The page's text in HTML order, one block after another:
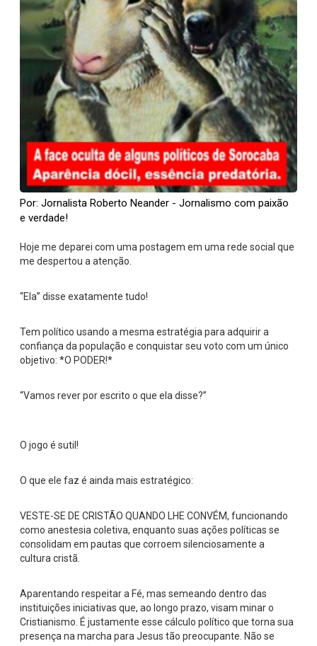
Por: Jornalista Roberto Neander - Jornalismo com paixão
e verdade!
Hoje me deparei com uma postagem em uma rede social que
me despertou a atenção.
“Ela” disse exatamente tudo!
Tem político usando a mesma estratégia para adquirir a
confiança da população e conquistar seu voto com um único
objetivo: *O PODER!*
“Vamos rever por escrito o que ela disse?”
O jogo é sutil!
O que ele faz é ainda mais estratégico:
VESTE-SE DE CRISTÃO QUANDO LHE CONVÉM, funcionando
como anestesia coletiva, enquanto suas ações políticas se
consolidam em pautas que corroem silenciosamente a
cultura cristã.
Aparentando respeitar a Fé, mas semeando dentro das
instituições iniciativas que, ao longo prazo, visam minar o
Cristianismo. É justamente esse cálculo político que torna sua
presença na marcha para Jesus tão preocupante. Não se